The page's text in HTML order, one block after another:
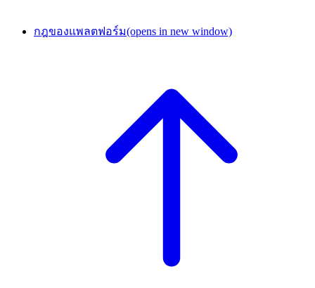
กฎของแพลตฟอร์ม(opens in new window)